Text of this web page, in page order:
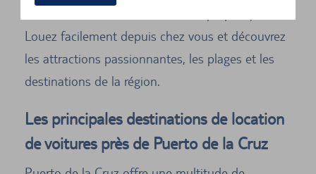
Louez facilement depuis chez vous et découvrez
les attractions passionnantes, les plages et les
destinations de la région.
Les principales destinations de location
de voitures près de Puerto de la Cruz